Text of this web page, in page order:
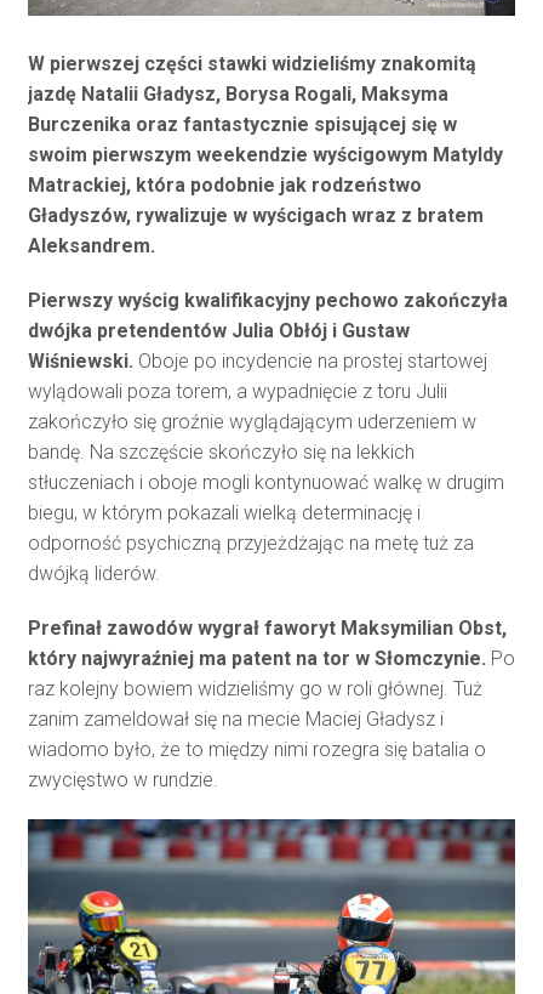
W pierwszej części stawki widzieliśmy znakomitą
jazdę Natalii Gładysz, Borysa Rogali, Maksyma
Burczenika oraz fantastycznie spisującej się w
swoim pierwszym weekendzie wyścigowym Matyldy
Matrackiej, która podobnie jak rodzeństwo
Gładyszów, rywalizuje w wyścigach wraz z bratem
Aleksandrem.
Pierwszy wyścig kwalifikacyjny pechowo zakończyła
dwójka pretendentów Julia Obłój i Gustaw
Wiśniewski. Oboje po incydencie na prostej startowej
wylądowali poza torem, a wypadnięcie z toru Julii
zakończyło się groźnie wyglądającym uderzeniem w
bandę. Na szczęście skończyło się na lekkich
stłuczeniach i oboje mogli kontynuować walkę w drugim
biegu, w którym pokazali wielką determinację i
odporność psychiczną przyjeżdżając na metę tuż za
dwójką liderów.
Prefinał zawodów wygrał faworyt Maksymilian Obst,
który najwyraźniej ma patent na tor w Słomczynie. Po
raz kolejny bowiem widzieliśmy go w roli głównej. Tuż
zanim zameldował się na mecie Maciej Gładysz i
wiadomo było, że to między nimi rozegra się batalia o
zwycięstwo w rundzie.